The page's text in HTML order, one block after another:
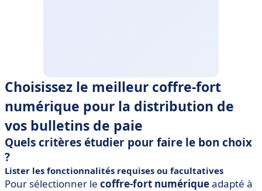
Choisissez le meilleur coffre-fort
numérique pour la distribution de
vos bulletins de paie
Quels critères étudier pour faire le bon choix
?
Lister les fonctionnalités requises ou facultatives
Pour sélectionner le coffre-fort numériqueadapté à